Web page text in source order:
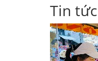
Tin